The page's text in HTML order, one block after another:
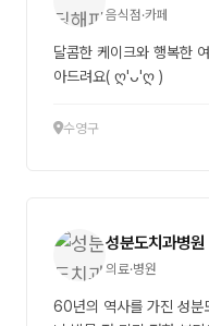
음식점·카페
달콤한 케이크와 행복한
아드려요( ღ'ᴗ'ღ )
수영구
성분도치과병원
의료·병원
60년의 역사를 가진 성분